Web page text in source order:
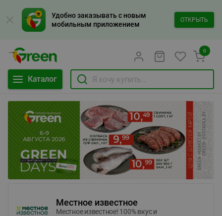
Удобно заказывать с новым
мобильным приложением
ОТКРЫТЬ
Каталог
0
Местное известное
Местное известное! 100% вкус и